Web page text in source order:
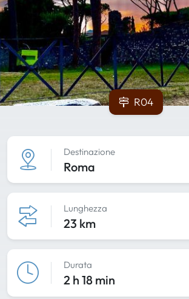
R04
Destinazione
Roma
Lunghezza
23 km
Durata
2 h 18 min